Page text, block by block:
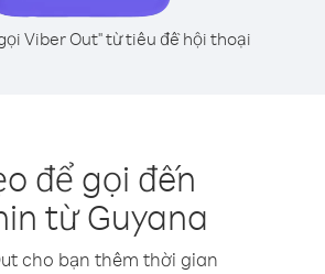
Viber Out" từ tiêu đề hội thoại
để gọi đến
từ Guyana
cho bạn thêm thời gian